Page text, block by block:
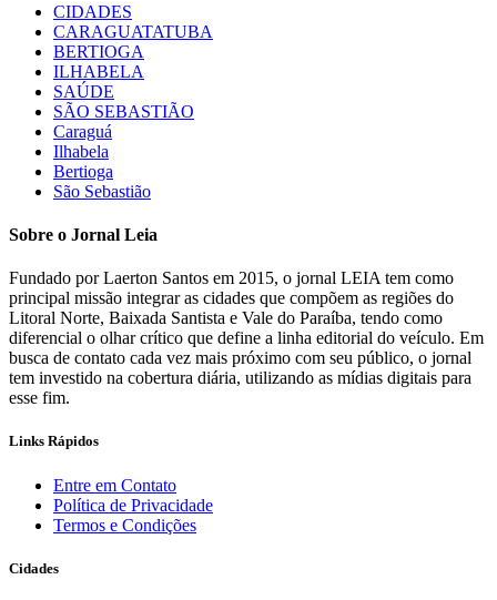
CIDADES
CARAGUATATUBA
BERTIOGA
ILHABELA
SAÚDE
SÃO SEBASTIÃO
Caraguá
Ilhabela
Bertioga
São Sebastião
Sobre o Jornal Leia
Fundado por Laerton Santos em 2015, o jornal LEIA tem como
principal missão integrar as cidades que compõem as regiões do
Litoral Norte, Baixada Santista e Vale do Paraíba, tendo como
diferencial o olhar crítico que define a linha editorial do veículo. Em
busca de contato cada vez mais próximo com seu público, o jornal
tem investido na cobertura diária, utilizando as mídias digitais para
esse fim.
Links Rápidos
Entre em Contato
Política de Privacidade
Termos e Condições
Cidades